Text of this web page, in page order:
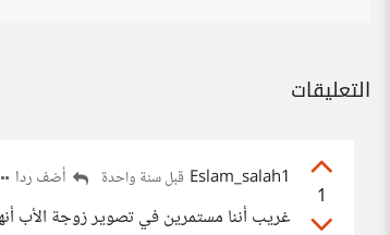
التعليقات
1
Eslam_salah1 قبل سنة واحدة أضف ردا
غريب أننا مستمرين في تصوير زوجة الأب